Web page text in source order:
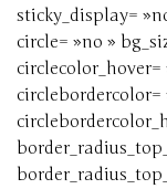
sticky_display=
circle= »no »
circlecolor_hover=
circlebordercolor=